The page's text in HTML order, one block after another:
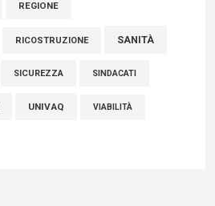
REGIONE
RICOSTRUZIONE SANITÀ
SICUREZZA SINDACATI
UNIVAQ VIABILITÀ